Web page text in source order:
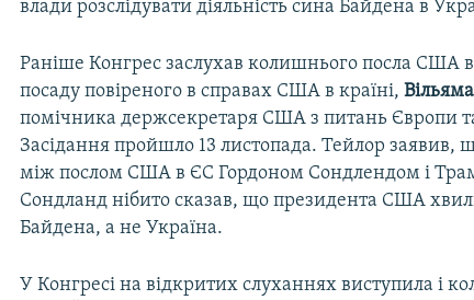
влади розслідувати діяльність сина Байдена в
Раніше Конгрес заслухав колишнього посла США в
посаду повіреного в справах США в країні,
помічника держсекретаря США з питань Європи
Засідання пройшло 13 листопада. Тейлор заявив,
між послом США в ЄС Гордоном Сондлендом і
Сондланд нібито сказав, що президента США
Байдена, а не Україна.
У Конгресі на відкритих слуханнях виступила і